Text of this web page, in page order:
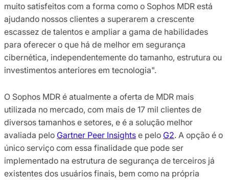
muito satisfeitos com a forma como o Sophos MDR está
ajudando nossos clientes a superarem a crescente
escassez de talentos e ampliar a gama de habilidades
para oferecer o que há de melhor em segurança
cibernética, independentemente do tamanho, estrutura ou
investimentos anteriores em tecnologia".
O Sophos MDR é atualmente a oferta de MDR mais
utilizada no mercado, com mais de 17 mil clientes de
diversos tamanhos e setores, e é a solução melhor
avaliada pelo Gartner Peer Insights e pelo G2. A opção é o
único serviço com essa finalidade que pode ser
implementado na estrutura de segurança de terceiros já
existentes dos usuários finais, bem como na própria